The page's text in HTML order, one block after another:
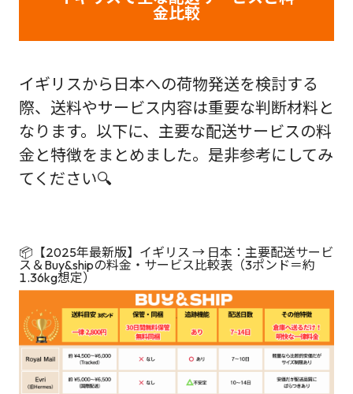
金比較
イギリスから日本への荷物発送を検討する
際、送料やサービス内容は重要な判断材料と
なります。以下に、主要な配送サービスの料
金と特徴をまとめました。是非参考にしてみ
てください🔍
📦【2025年最新版】イギリス → 日本：主要配送サービ
ス＆Buy&shipの料金・サービス比較表（3ポンド＝約
1.36kg想定）